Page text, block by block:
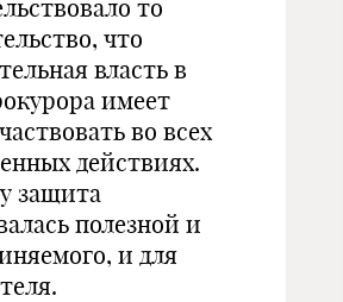
то
что
власть в
имеет
во всех
действиях.
защита
полезной и
и для